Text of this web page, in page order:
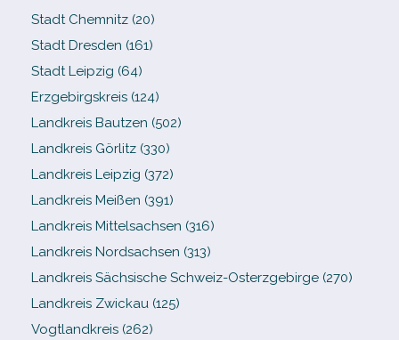
Stadt Chemnitz (20)
Stadt Dresden (161)
Stadt Leipzig (64)
Erzgebirgskreis (124)
Landkreis Bautzen (502)
Landkreis Görlitz (330)
Landkreis Leipzig (372)
Landkreis Meißen (391)
Landkreis Mittelsachsen (316)
Landkreis Nordsachsen (313)
Landkreis Sächsische Schweiz-​Osterzgebirge (270)
Landkreis Zwickau (125)
Vogtlandkreis (262)